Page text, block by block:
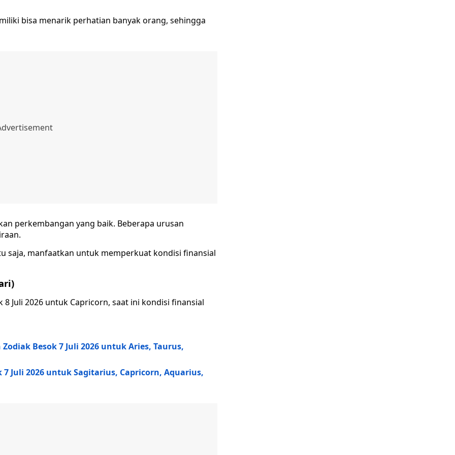
bisa menarik perhatian banyak orang, sehingga
perkembangan yang baik. Beberapa urusan
saja, manfaatkan untuk memperkuat kondisi finansial
Juli 2026 untuk Capricorn, saat ini kondisi finansial
Besok 7 Juli 2026 untuk Aries, Taurus,
Juli 2026 untuk Sagitarius, Capricorn, Aquarius,